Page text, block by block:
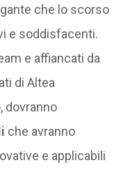
che lo scorso
e soddisfacenti.
e affiancati da
di Altea
dovranno
che avranno
e applicabili